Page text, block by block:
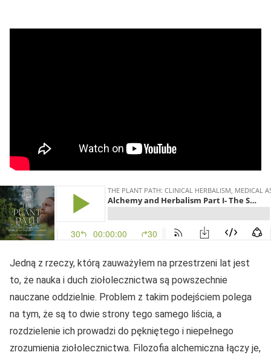
Jedną z rzeczy, którą zauważyłem na przestrzeni lat jest
to, że nauka i duch ziołolecznictwa są powszechnie
nauczane oddzielnie. Problem z takim podejściem polega
na tym, że są to dwie strony tego samego liścia, a
rozdzielenie ich prowadzi do pękniętego i niepełnego
zrozumienia ziołolecznictwa. Filozofia alchemiczna łączy je,